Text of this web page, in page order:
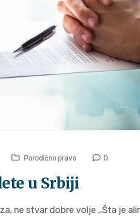
Porodično pravo 0
u Srbiji
ne stvar dobre volje ‚‚Šta je